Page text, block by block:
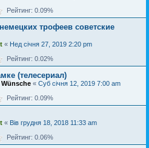
Рейтинг: 0.09%
трофеев советские
« Нед січня 27, 2019 2:20 pm
Рейтинг: 0.02%
(телесериал)
« Суб січня 12, 2019 7:00 am
Рейтинг: 0.09%
« Вів грудня 18, 2018 11:33 am
Рейтинг: 0.06%